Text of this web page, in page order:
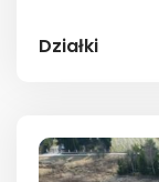
Działki